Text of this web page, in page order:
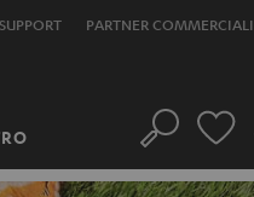
SUPPORT PARTNER COMMERCIALI
Cerca